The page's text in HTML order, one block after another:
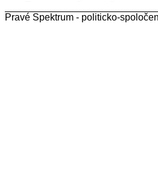
Pravé Spektrum - politicko-